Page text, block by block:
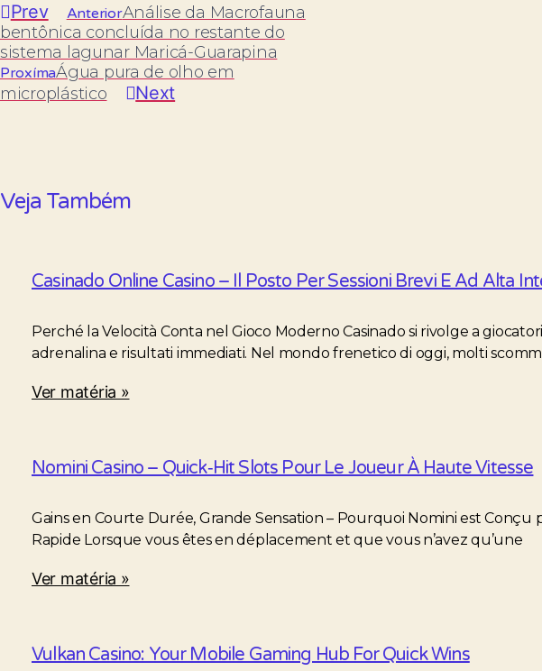
Prev AnteriorAnálise da Macrofauna
bentônica concluída no restante do
sistema lagunar Maricá-Guarapina
ProxímaÁgua pura de olho em
microplástico
Next
Veja Também
Casinado Online Casino – Il Posto Per Sessioni Brevi E Ad Alta
Perché la Velocità Conta nel Gioco Moderno Casinado si rivolge a
adrenalina e risultati immediati. Nel mondo frenetico di oggi, molti
Ver matéria »
Nomini Casino – Quick‑Hit Slots Pour Le Joueur À Haute Vitesse
Gains en Courte Durée, Grande Sensation – Pourquoi Nomini est Conçu
Rapide Lorsque vous êtes en déplacement et que vous n’avez qu’une
Ver matéria »
Vulkan Casino: Your Mobile Gaming Hub For Quick Wins